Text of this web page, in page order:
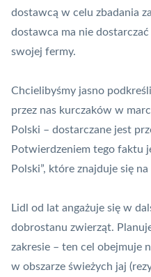
dostawcą w celu zbadania
dostawca ma nie
swojej fermy.
Chcielibyśmy jasno
przez nas kurczaków w
Polski – dostarczane jest
Potwierdzeniem tego faktu
Polski”, które znajduje się
Lidl od lat angażuje się w
dobrostanu zwierząt.
zakresie – ten cel obejmuje
w obszarze świeżych jaj